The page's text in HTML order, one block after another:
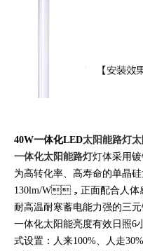
40W一体化LED太阳能路灯
一体化太阳能路灯灯体采用镀
为高转化率、高寿命的单晶
130lm/W，正面配合人体感应
耐高温耐寒蓄电能力强的三元锂
一体化太阳能亮度有效日照6小时
式设置：人来100%、人走